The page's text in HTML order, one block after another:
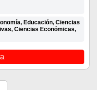
Educación, Ciencias
Ciencias Económicas,